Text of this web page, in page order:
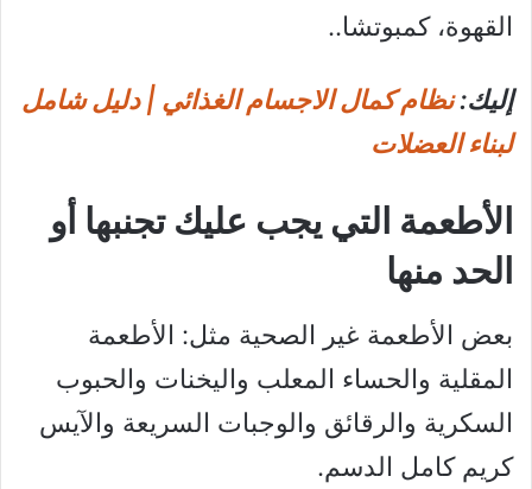
القهوة، كمبوتشا..
إليك:نظام كمال الاجسام الغذائي | دليل شامل
لبناء العضلات
الأطعمة التي يجب عليك تجنبها أو
الحد منها
بعض الأطعمة غير الصحية مثل: الأطعمة
المقلية والحساء المعلب واليخنات والحبوب
السكرية والرقائق والوجبات السريعة والآيس
كريم كامل الدسم.